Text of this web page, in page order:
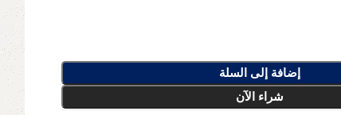
إضافة إلى السلة
شراء الآن